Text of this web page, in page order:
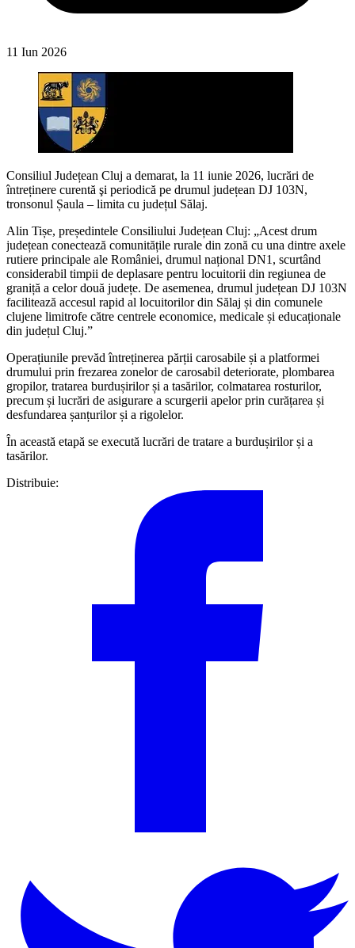
11 Iun 2026
Consiliul Județean Cluj a demarat, la 11 iunie 2026, lucrări de
întreținere curentă şi periodică pe drumul județean DJ 103N,
tronsonul Șaula – limita cu județul Sălaj.
Alin Tișe, președintele Consiliului Județean Cluj: „Acest drum
județean conectează comunitățile rurale din zonă cu una dintre axele
rutiere principale ale României, drumul național DN1, scurtând
considerabil timpii de deplasare pentru locuitorii din regiunea de
graniță a celor două județe. De asemenea, drumul județean DJ 103N
facilitează accesul rapid al locuitorilor din Sălaj și din comunele
clujene limitrofe către centrele economice, medicale și educaționale
din județul Cluj.”
Operațiunile prevăd întreținerea părții carosabile și a platformei
drumului prin frezarea zonelor de carosabil deteriorate, plombarea
gropilor, tratarea burdușirilor și a tasărilor, colmatarea rosturilor,
precum și lucrări de asigurare a scurgerii apelor prin curățarea și
desfundarea șanțurilor și a rigolelor.
În această etapă se execută lucrări de tratare a burdușirilor și a
tasărilor.
Distribuie: